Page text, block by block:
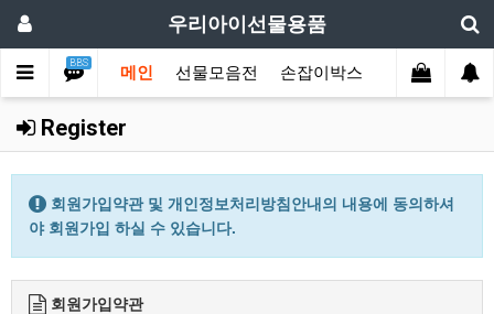
우리아이선물용품
BBS
메인 선물모음전 손잡이박스 디자인박스
Register
회원가입약관 및 개인정보처리방침안내의 내용에 동의하셔
야 회원가입 하실 수 있습니다.
회원가입약관